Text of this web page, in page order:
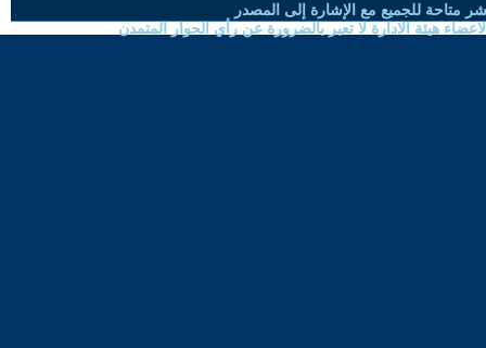
متاحة للجميع مع الإشارة إلى المصدر
هيئة الادارة لا تعبر بالضرورة عن رأي الحوار المتمدن